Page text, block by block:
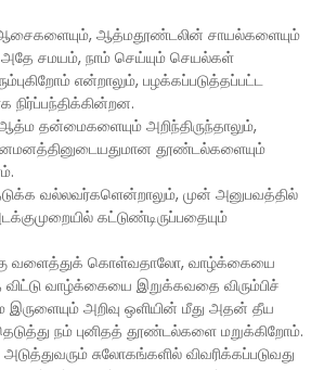
ஆத்மதூண்டலின் சாயல்களையும்
அதே சமயம், நாம் செய்யும் செயல்கள்
என்றாலும், பழக்கப்படுத்தப்பட்ட
நிர்ப்பந்திக்கின்றன.
தன்மைகளையும் அறிந்திருந்தாலும்,
தூண்டல்களையும்
வல்லவர்களென்றாலும், முன் அனுபவத்தில்
கட்டுண்டிருப்பதையும்
வளைத்துக் கொள்வதாலோ, வாழ்க்கையை
வாழ்க்கையை இறுக்கவதை விரும்பிச்
அறிவு ஒளியின் மீது அதன் தீய
நம் புனிதத் தூண்டல்களை மறுக்கிறோம்.
சுலோகங்களில் விவரிக்கப்படுவது